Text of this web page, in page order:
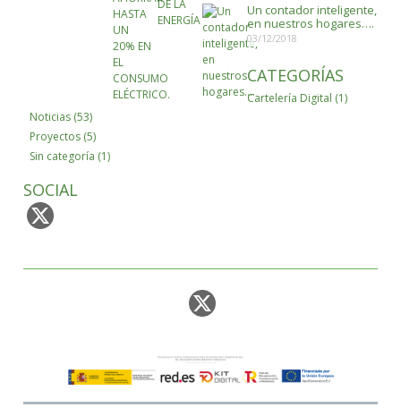
Un contador inteligente,
en nuestros hogares….
03/12/2018
CATEGORÍAS
Cartelería Digital (1)
Noticias (53)
Proyectos (5)
Sin categoría (1)
SOCIAL